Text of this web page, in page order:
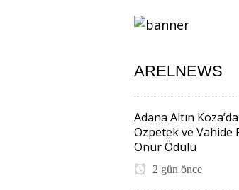
ARELNEWS
Adana Altın
Özpetek ve Vahide
Onur Ödülü
2 gün önce